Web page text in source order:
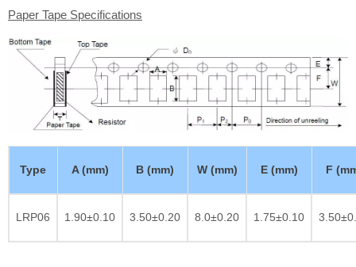
Paper Tape Specifications
Type A (mm) B (mm) W (mm) E (mm) F
LRP06 1.90±0.10 3.50±0.20 8.0±0.20 1.75±0.10